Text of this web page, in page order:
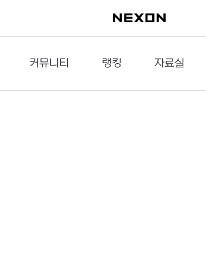
커뮤니티
이슈게시판
랭킹
던전랭킹
자료실
다운로드